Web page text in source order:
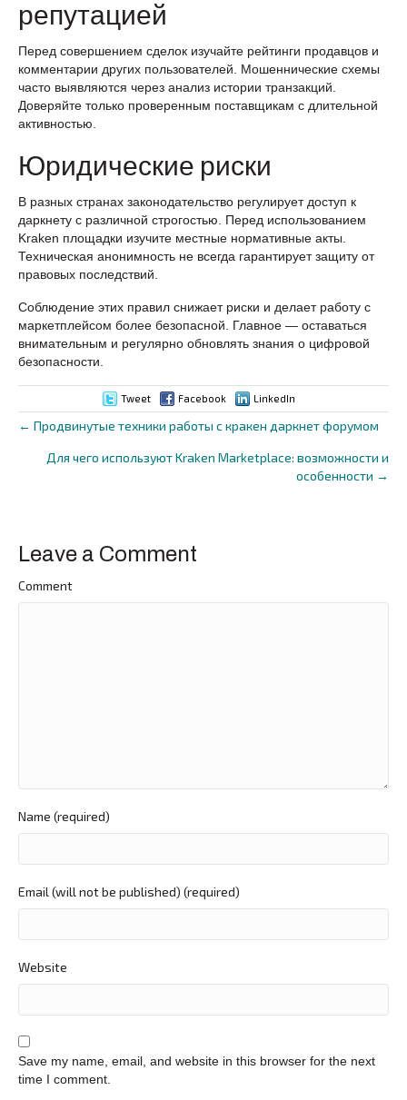
репутацией
Перед совершением сделок изучайте рейтинги продавцов и
комментарии других пользователей. Мошеннические схемы
часто выявляются через анализ истории транзакций.
Доверяйте только проверенным поставщикам с длительной
активностью.
Юридические риски
В разных странах законодательство регулирует доступ к
даркнету с различной строгостью. Перед использованием
Kraken площадки изучите местные нормативные акты.
Техническая анонимность не всегда гарантирует защиту от
правовых последствий.
Соблюдение этих правил снижает риски и делает работу с
маркетплейсом более безопасной. Главное — оставаться
внимательным и регулярно обновлять знания о цифровой
безопасности.
Tweet Facebook LinkedIn
Posts
navigation
← Продвинутые техники работы с кракен даркнет форумом
Для чего используют Kraken Marketplace: возможности и
особенности →
Leave a Comment
Comment
Name (required)
Email (will not be published) (required)
Website
Save my name, email, and website in this browser for the next
time I comment.